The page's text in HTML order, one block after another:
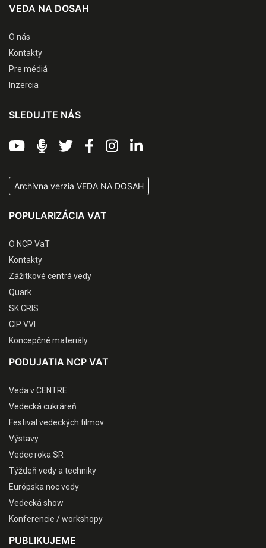
VEDA NA DOSAH
O nás
Kontakty
Pre médiá
Inzercia
SLEDUJTE NÁS
Archívna verzia VEDA NA DOSAH
POPULARIZÁCIA VAT
O NCP VaT
Kontakty
Zážitkové centrá vedy
Quark
SK CRIS
CIP VVI
Koncepčné materiály
PODUJATIA NCP VAT
Veda v CENTRE
Vedecká cukráreň
Festival vedeckých filmov
Výstavy
Vedec roka SR
Týždeň vedy a techniky
Európska noc vedy
Vedecká show
Konferencie / workshopy
PUBLIKUJEME